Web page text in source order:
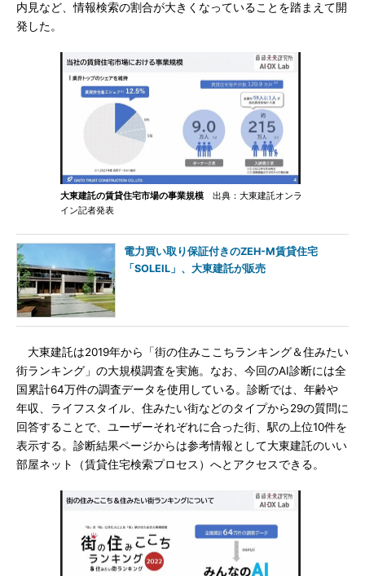
内見など、情報検索の割合が大きくなっていることを踏まえて開
発した。
大東建託の賃貸住宅市場の事業規模 出典：大東建託オンラ
イン記者発表
電力買い取り保証付きのZEH-M賃貸住宅
「SOLEIL」、大東建託が販売
大東建託は2019年から「街の住みここちランキング＆住みたい
街ランキング」の大規模調査を実施。なお、今回のAI診断には全
国累計64万件の調査データを使用している。診断では、年齢や
年収、ライフスタイル、住みたい街などのタイプから29の質問に
回答することで、ユーザーそれぞれに合った街、駅の上位10件を
表示する。診断結果ページからは参考情報として大東建託のいい
部屋ネット（賃貸住宅検索プロセス）へとアクセスできる。